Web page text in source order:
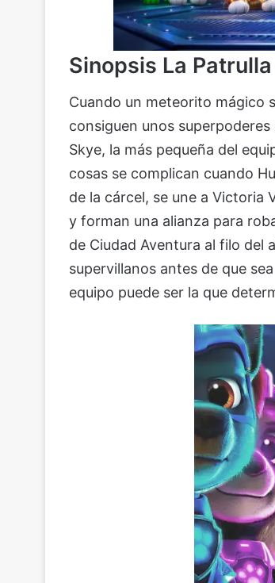
Sinopsis La
Cuando un meteorito mágico
consiguen unos superpoderes
Skye, la más pequeña del
cosas se complican cuando
de la cárcel, se une a Victoria
y forman una alianza para
de Ciudad Aventura al filo del
supervillanos antes de que
equipo puede ser la que